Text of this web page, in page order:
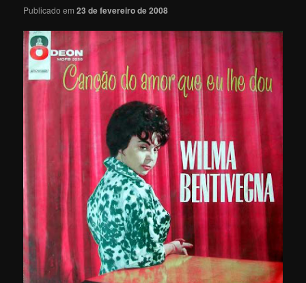
Publicado em23 de fevereiro de 2008